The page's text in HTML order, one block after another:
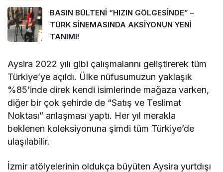
BASIN BÜLTENİ “HIZIN GÖLGESİNDE” –
TÜRK SİNEMASINDA AKSİYONUN YENİ
TANIMI!
Aysira 2022 yılı gibi çalışmalarını geliştirerek tüm
Türkiye’ye açıldı. Ülke nüfusumuzun yaklaşık
%85’inde direk kendi isimlerinde mağaza varken,
diğer bir çok şehirde de “Satış ve Teslimat
Noktası” anlaşması yaptı. Her yıl merakla
beklenen koleksiyonuna şimdi tüm Türkiye’de
ulaşılabilir.
İzmir atölyelerinin oldukça büyüten Aysira yurtdışı